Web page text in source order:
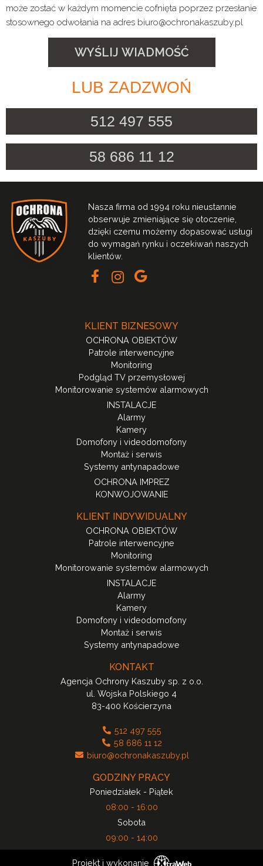
może zostać w każdym momencie cofnięta poprzez przesłanie
stosownego odwołania na adres biuro@ochronakaszuby.pl
WYŚLIJ WIADMOŚĆ
LUB ZADZWOŃ
512 497 555
58 686 11 12
Nasza firma od 1994 roku nieustannie
obserwuje zmieniające się otoczenie,
dzięki czemu możemy dopasować usługi
do wymagań rynku i oczekiwań naszych
klientów.
KLIENT BIZNESOWY
OCHRONA OBIEKTÓW
Patrole interwencyjne
Monitoring
Podgląd TV przemysłowej
Monitorowanie systemów alarmowych
INSTALACJE
Alarmy
Kamery
Domofony i videodomofony
Montaż i serwis
Systemy antynapadowe
OCHRONA IMPREZ
KONWOJOWANIE
KLIENT INDYWIDUALNY
OCHRONA OBIEKTÓW
Patrole interwencyjne
Monitoring
Monitorowanie systemów alarmowych
INSTALACJE
Alarmy
Kamery
Domofony i videodomofony
Montaż i serwis
Systemy antynapadowe
KONTAKT
Agencja Ochrony Kaszuby sp. z o.o.
ul. Wojska Polskiego 4
83-400 Kościerzyna
512 497 555
58 686 11 12
biuro@ochronakaszuby.pl
GODZINY PRACY
Poniedziałek - Piątek
08:00 - 16:00
Sobota
09:00 - 14:00
Projekt i wykonanie